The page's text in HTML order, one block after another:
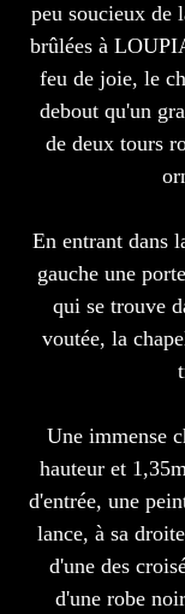
peu soucieux de
brûlées à
feu de joie, le
debout qu'un
de deux tours
En entrant dans
gauche une
qui se trouve
voutée, la
Une immense
hauteur et
d'entrée, une
lance, à sa
d'une des
d'une robe